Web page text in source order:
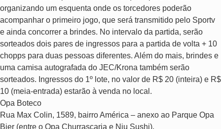
organizando um esquenta onde os torcedores poderão
acompanhar o primeiro jogo, que será transmitido pelo Sportv
e ainda concorrer a brindes. No intervalo da partida, serão
sorteados dois pares de ingressos para a partida de volta + 10
chopps para duas pessoas diferentes. Além do mais, brindes e
uma camisa autografada do JEC/Krona também serão
sorteados. Ingressos do 1º lote, no valor de R$ 20 (inteira) e R$
10 (meia-entrada) estarão à venda no local.
Opa Boteco
Rua Max Colin, 1589, bairro América – anexo ao Parque Opa
Bier (entre o Opa Churrascaria e Niu Sushi).